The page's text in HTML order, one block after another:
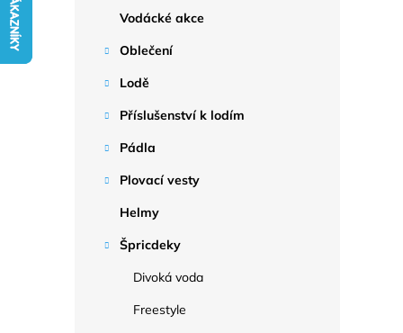
Vodácké akce
Oblečení
Lodě
Příslušenství k lodím
Pádla
Plovací vesty
Helmy
Špricdeky
Divoká voda
Freestyle